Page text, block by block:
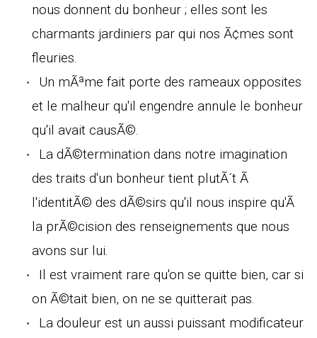
nous donnent du bonheur ; elles sont les
charmants jardiniers par qui nos Ã¢mes sont
fleuries.
Un mÃªme fait porte des rameaux opposites
et le malheur qu'il engendre annule le bonheur
qu'il avait causÃ©.
La dÃ©termination dans notre imagination
des traits d'un bonheur tient plutÃ´t Ã
l'identitÃ© des dÃ©sirs qu'il nous inspire qu'Ã
la prÃ©cision des renseignements que nous
avons sur lui.
Il est vraiment rare qu'on se quitte bien, car si
on Ã©tait bien, on ne se quitterait pas.
La douleur est un aussi puissant modificateur